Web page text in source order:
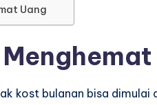
Uang
kost bulanan bisa